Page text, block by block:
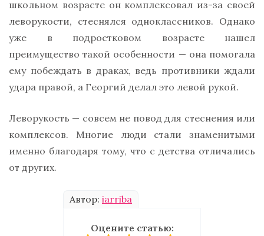
школьном возрасте он комплексовал из-за своей
леворукости, стеснялся одноклассников. Однако
уже в подростковом возрасте нашел
преимущество такой особенности — она помогала
ему побеждать в драках, ведь противники ждали
удара правой, а Георгий делал это левой рукой.
Леворукость — совсем не повод для стеснения или
комплексов. Многие люди стали знаменитыми
именно благодаря тому, что с детства отличались
от других.
Автор: iarriba
Оцените статью: